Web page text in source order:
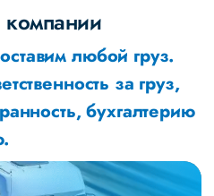
любой груз.
за груз,
бухгалтерию